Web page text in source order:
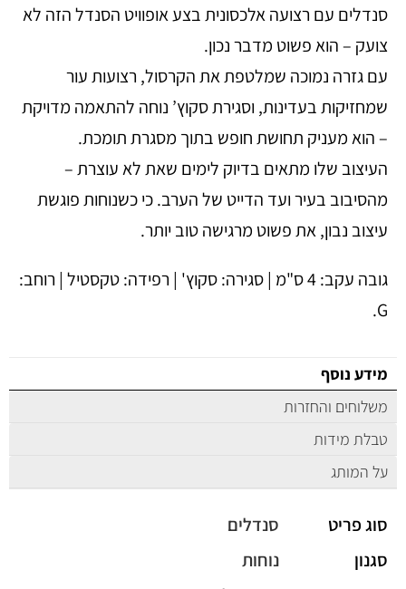
סנדלים עם רצועה אלכסונית בצע אופוויט הסנדל הזה לא
צועק – הוא פשוט מדבר נכון.
עם גזרה נמוכה שמלטפת את הקרסול, רצועות עור
שמחזיקות בעדינות, וסגירת סקוץ’ נוחה להתאמה מדויקת
– הוא מעניק תחושת חופש בתוך מסגרת תומכת.
העיצוב שלו מתאים בדיוק לימים שאת לא עוצרת –
מהסיבוב בעיר ועד הדייט של הערב. כי כשנוחות פוגשת
עיצוב נבון, את פשוט מרגישה טוב יותר.
גובה עקב: 4 ס"מ | סגירה: סקוץ' | רפידה: טקסטיל | רוחב:
G.
מידע נוסף
משלוחים והחזרות
טבלת מידות
על המותג
סוג פריט
סנדלים
סגנון
נוחות